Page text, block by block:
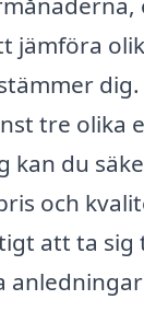
jämföra
tre olika
kan du
och
att ta sig